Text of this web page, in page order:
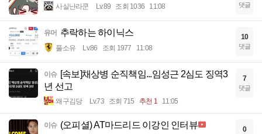
사실난라쿤 Lv.89 조회 1036 11:08 댓글
유머 추락하는 하이닉스
풀소유 Lv.86 조회 1977 11:08
10
댓글
이슈 [속보]채상병 순직책임...임성근 2심도 징역3
년 선고
왜구김당 Lv.73 조회 715 추천 1 11:05
7
댓글
이슈 (오피셜) AT마드리드 이강인 인터뷰 0